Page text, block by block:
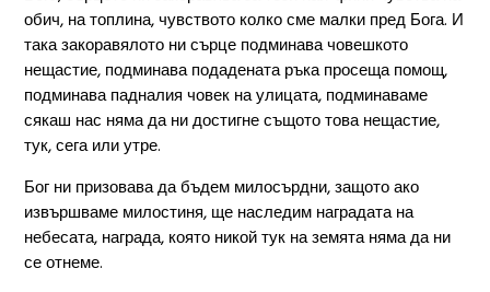
обич, на топлина, чувството колко сме малки пред Бога. И
така закоравялото ни сърце подминава човешкото
нещастие, подминава подадената ръка просеща помощ,
подминава падналия човек на улицата, подминаваме
сякаш нас няма да ни достигне същото това нещастие,
тук, сега или утре.
Бог ни призовава да бъдем милосърдни, защото ако
извършваме милостиня, ще наследим наградата на
небесата, награда, която никой тук на земята няма да ни
се отнеме.